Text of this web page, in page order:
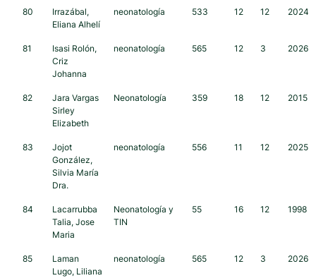
80
Irrazábal,
Eliana Alhelí
neonatología 533 12 12 2024
81
Isasi Rolón,
Criz
Johanna
neonatología 565 12 3 2026
82
Jara Vargas
Sirley
Elizabeth
Neonatología 359 18 12 2015
83
Jojot
González,
Silvia María
Dra.
neonatología 556 11 12 2025
84
Lacarrubba
Talia, Jose
Maria
Neonatología y
TIN
55 16 12 1998
85
Laman
Lugo, Liliana
neonatología 565 12 3 2026